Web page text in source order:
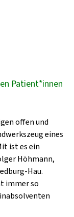
Patient*innen
offen und
eines
ist es ein
Höhmann,
Hau.
immer so